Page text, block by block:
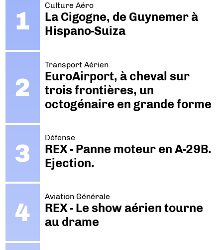
Culture Aéro
La Cigogne, de Guynemer à
Hispano-Suiza
Transport Aérien
EuroAirport, à cheval sur
trois frontières, un
octogénaire en grande forme
Défense
REX - Panne moteur en A-29B.
Ejection.
Aviation Générale
REX - Le show aérien tourne
au drame